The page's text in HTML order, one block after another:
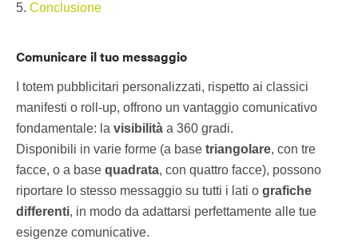
Conclusione
Comunicare il tuo messaggio
I totem pubblicitari personalizzati, rispetto ai classici
manifesti o roll-up, offrono un vantaggio comunicativo
fondamentale: la visibilità a 360 gradi.
Disponibili in varie forme (a base triangolare, con tre
facce, o a base quadrata, con quattro facce), possono
riportare lo stesso messaggio su tutti i lati o grafiche
differenti, in modo da adattarsi perfettamente alle tue
esigenze comunicative.